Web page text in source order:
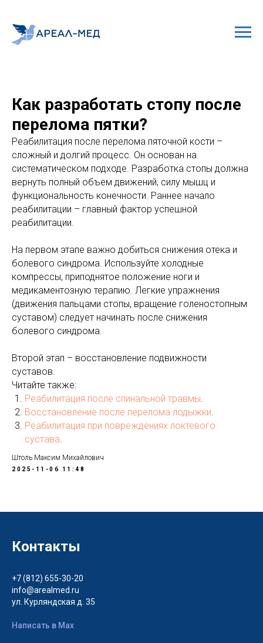
Как разработать стопу после
перелома пятки?
Реабилитация после перелома пяточной кости –
сложный и долгий процесс. Он основан на
систематическом подходе. Разработка стопы должна
вернуть полный объем движений, силу мышц и
функциональность конечности. Раннее начало
реабилитации – главный фактор успешной
реабилитации.
На первом этапе важно добиться снижения отека и
болевого синдрома. Используйте холодные
компрессы, приподнятое положение ноги и
медикаментозную терапию. Легкие упражнения
(движения пальцами стопы, вращение голеностопным
суставом) следует начинать после снижения
болевого синдрома.
Второй этап – восстановление подвижности
суставов.
Читайте также:
Реабилитация после спинальной травмы.
Восстановление после перелома лодыжки.
Реабилитация при повреждениях локтевого
сустава.
Штоль Максим Михайлович
2025-11-06 11:48
Контакты
+7 (812) 655-30-20
info@arealmed.ru
ул. Курляндская д. 35
Написать в Max